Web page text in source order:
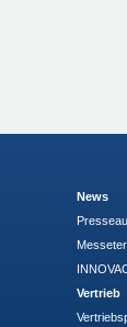
News
Vertrieb